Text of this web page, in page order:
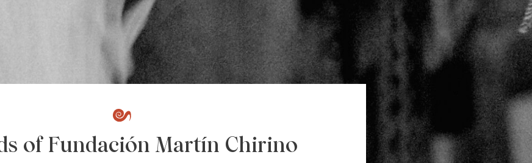
of Fundación Martín Chirino